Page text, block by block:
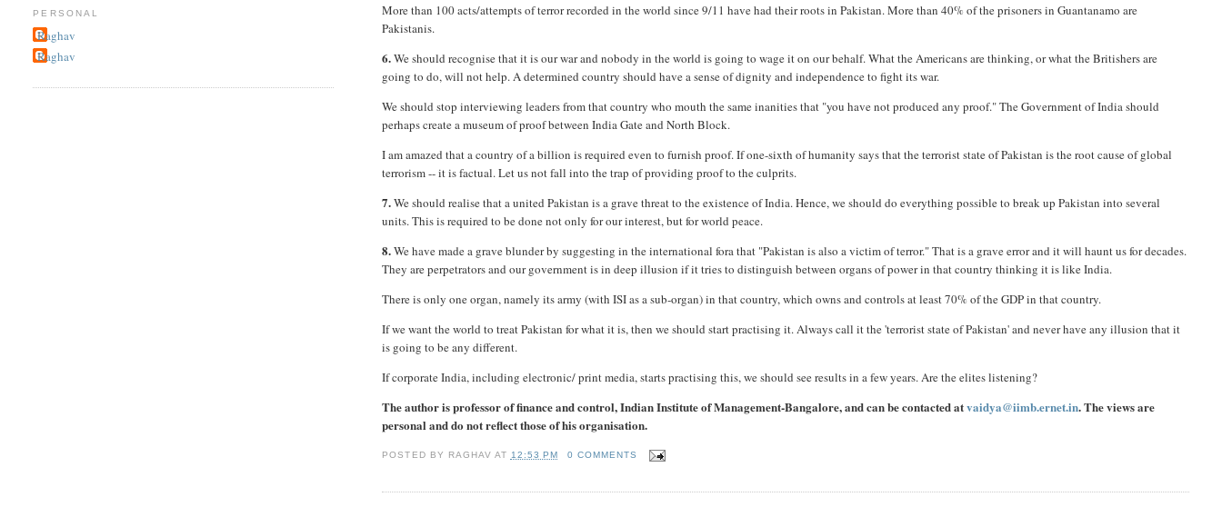
More than 100 acts/attempts of terror recorded in the world since 9/11 have had their roots in Pakistan. More than 40% of the prisoners in Guantanamo are
Pakistanis.
6.We should recognise that it is our war and nobody in the world is going to wage it on our behalf. What the Americans are thinking, or what the Britishers are
going to do, will not help. A determined country should have a sense of dignity and independence to fight its war.
We should stop interviewing leaders from that country who mouth the same inanities that "you have not produced any proof." The Government of India should
perhaps create a museum of proof between India Gate and North Block.
I am amazed that a country of a billion is required even to furnish proof. If one-sixth of humanity says that the terrorist state of Pakistan is the root cause of global
terrorism -- it is factual. Let us not fall into the trap of providing proof to the culprits.
7.We should realise that a united Pakistan is a grave threat to the existence of India. Hence, we should do everything possible to break up Pakistan into several
units. This is required to be done not only for our interest, but for world peace.
8.We have made a grave blunder by suggesting in the international fora that "Pakistan is also a victim of terror." That is a grave error and it will haunt us for decades.
They are perpetrators and our government is in deep illusion if it tries to distinguish between organs of power in that country thinking it is like India.
There is only one organ, namely its army (with ISI as a sub-organ) in that country, which owns and controls at least 70% of the GDP in that country.
If we want the world to treat Pakistan for what it is, then we should start practising it. Always call it the 'terrorist state of Pakistan' and never have any illusion that it
is going to be any different.
If corporate India, including electronic/ print media, starts practising this, we should see results in a few years. Are the elites listening?
The author is professor of finance and control, Indian Institute of Management-Bangalore, and can be contacted atvaidya@iimb.ernet.in. The views are
personal and do not reflect those of his organisation.
POSTED BY RAGHAV AT 12:53 PM 0 COMMENTS
PERSONAL
Raghav
Raghav